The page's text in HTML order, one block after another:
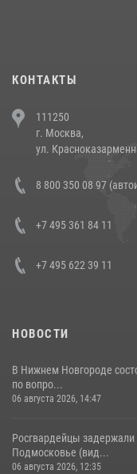
напавших на бригаду
14 июля 2026, 12:20
В Росгвардии прошла
боевого опыта
КОНТАКТЫ
111250
г. Москва,
ул.
8 800 350 08 97
+7 495 361 84 11
+7 495 622 39 11
НОВОСТИ
В Нижнем Новгороде
по вопро...
06 августа 2026, 14:47
Росгвардейцы
Подмосковье (вид...
06 августа 2026, 12:35